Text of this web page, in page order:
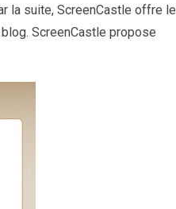
la suite, ScreenCastle offre le
ScreenCastle propose